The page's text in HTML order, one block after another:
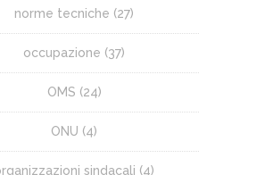
norme tecniche (27)
occupazione (37)
OMS (24)
ONU (4)
sindacali (4)